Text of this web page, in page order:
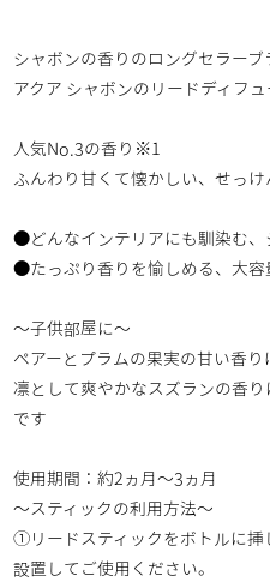
シャボンの香りのロングセラーブ
アクア シャボンのリードディフュ
人気No.3の香り※1
ふんわり甘くて懐かしい、せっ
●どんなインテリアにも馴染む、
●たっぷり香りを愉しめる、大容
～子供部屋に～
ペアーとプラムの果実の甘い香
凛として爽やかなスズランの香
です
使用期間：約2ヵ月～3ヵ月
～スティックの利用方法～
①リードスティックをボトルに挿
設置してご使用ください。